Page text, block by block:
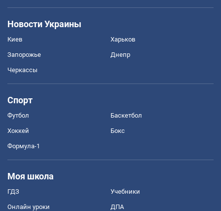
Новости Украины
Киев Харьков
Запорожье Днепр
Черкассы
Спорт
Футбол Баскетбол
Хоккей Бокс
Формула-1
Моя школа
ГДЗ Учебники
Онлайн уроки ДПА